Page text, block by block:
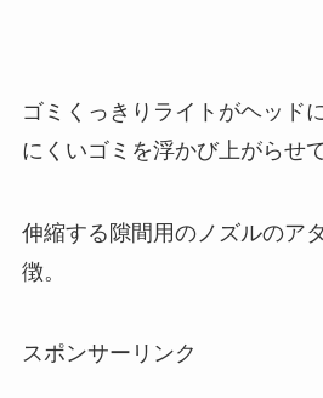
ゴミくっきりライトがヘッド
にくいゴミを浮かび上がらせ
伸縮する隙間用のノズルのア
徴。
スポンサーリンク